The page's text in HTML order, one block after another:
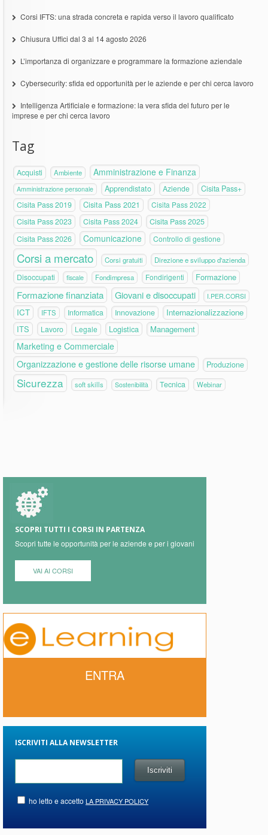
Corsi IFTS: una strada concreta e rapida verso il lavoro qualificato
Chiusura Uffici dal 3 al 14 agosto 2026
L’importanza di organizzare e programmare la formazione aziendale
Cybersecurity: sfida ed opportunità per le aziende e per chi cerca lavoro
Intelligenza Artificiale e formazione: la vera sfida del futuro per le
imprese e per chi cerca lavoro
Tag
Acquisti Ambiente Amministrazione e Finanza
Amministrazione personale Apprendistato Aziende
Cisita Pass+
Cisita Pass 2019
Cisita Pass 2021 Cisita Pass 2022
Cisita Pass 2023 Cisita Pass 2024
Cisita Pass 2025
Cisita Pass 2026
Comunicazione Controllo di gestione
Corsi a mercato Corsi gratuiti Direzione e sviluppo d'azienda
Disoccupati fiscale Fondimpresa Fondirigenti Formazione
Formazione finanziata Giovani e disoccupati I.PER.CORSI
ICT IFTS Informatica Innovazione
Internazionalizzazione
ITS
Lavoro Legale Logistica Management
Marketing e Commerciale
Organizzazione e gestione delle risorse umane Produzione
Sicurezza soft skills Sostenibilità Tecnica Webinar
SCOPRI TUTTI I CORSI IN PARTENZA
Scopri tutte le opportunità per le aziende e per i giovani
VAI AI CORSI
ENTRA
ISCRIVITI ALLA NEWSLETTER
ho letto e accetto LA PRIVACY POLICY